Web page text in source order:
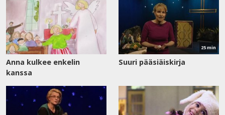
Anna kulkee enkelin
kanssa
25 min
Suuri pääsiäiskirja
Katso
nyt